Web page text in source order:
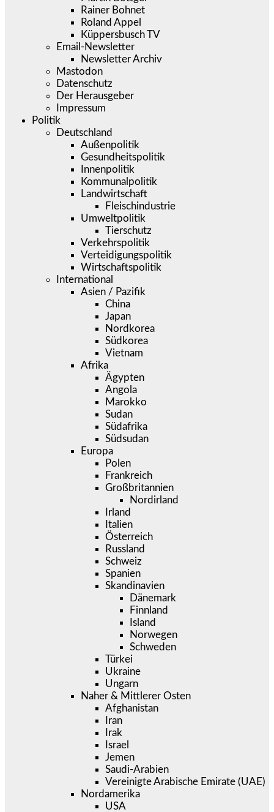
Rainer Bohnet
Roland Appel
Küppersbusch TV
Email-Newsletter
Newsletter Archiv
Mastodon
Datenschutz
Der Herausgeber
Impressum
Politik
Deutschland
Außenpolitik
Gesundheitspolitik
Innenpolitik
Kommunalpolitik
Landwirtschaft
Fleischindustrie
Umweltpolitik
Tierschutz
Verkehrspolitik
Verteidigungspolitik
Wirtschaftspolitik
International
Asien / Pazifik
China
Japan
Nordkorea
Südkorea
Vietnam
Afrika
Ägypten
Angola
Marokko
Sudan
Südafrika
Südsudan
Europa
Polen
Frankreich
Großbritannien
Nordirland
Irland
Italien
Österreich
Russland
Schweiz
Spanien
Skandinavien
Dänemark
Finnland
Island
Norwegen
Schweden
Türkei
Ukraine
Ungarn
Naher & Mittlerer Osten
Afghanistan
Iran
Irak
Israel
Jemen
Saudi-Arabien
Vereinigte Arabische Emirate (UAE)
Nordamerika
USA